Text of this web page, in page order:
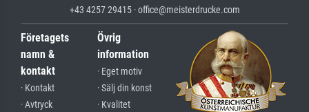
+43 4257 29415 · office@meisterdrucke.com
Företagets
namn &
kontakt
· Kontakt
· Avtryck
Övrig
information
· Eget motiv
· Sälj din konst
· Kvalitet